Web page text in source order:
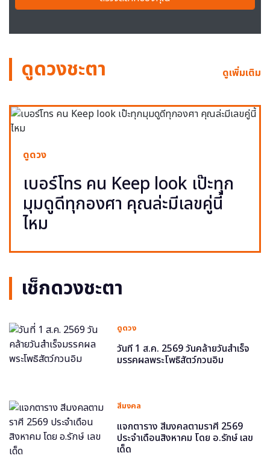
ดูดวงชะตา ดูเพิ่มเติม
ดูดวง
เบอร์โทร คน Keep look เป๊ะทุก
มุมดูดีทุกองศา คุณล่ะมีเลขคู่นี้
ไหม
เช็กดวงชะตา
ดูดวง
วันที่ 1 ส.ค. 2569 วันคล้ายวันสำเร็จ
มรรคผลพระโพธิสัตว์กวนอิม
สีมงคล
แจกตาราง สีมงคลตามราศี 2569
ประจำเดือนสิงหาคม โดย อ.รักษ์ เลข
เด็ด